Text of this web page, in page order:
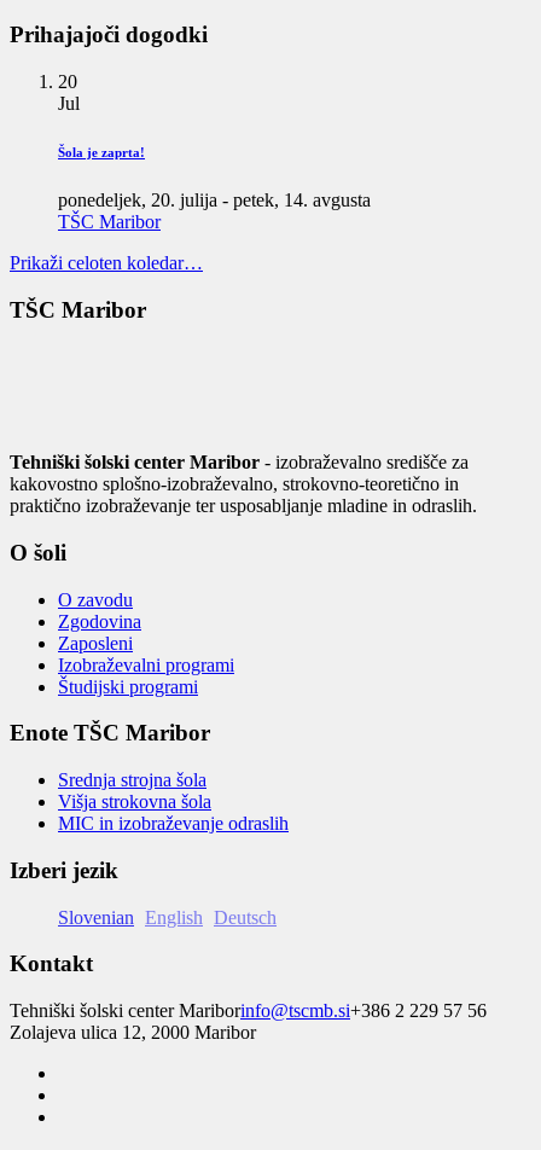
Prihajajoči dogodki
20
Jul
Šola je zaprta!
ponedeljek, 20. julija - petek, 14. avgusta
TŠC Maribor
Prikaži celoten koledar…
TŠC Maribor
Tehniški šolski center Maribor - izobraževalno središče za
kakovostno splošno-izobraževalno, strokovno-teoretično in
praktično izobraževanje ter usposabljanje mladine in odraslih.
O šoli
O zavodu
Zgodovina
Zaposleni
Izobraževalni programi
Študijski programi
Enote TŠC Maribor
Srednja strojna šola
Višja strokovna šola
MIC in izobraževanje odraslih
Izberi jezik
Slovenian English Deutsch
Kontakt
Tehniški šolski center Mariborinfo@tscmb.si+386 2 229 57 56
Zolajeva ulica 12, 2000 Maribor